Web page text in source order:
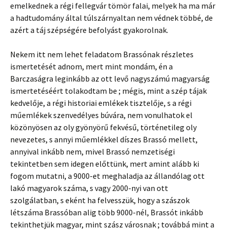
emelkednek a régi fellegvár tömör falai, melyek ha ma már
a hadtudomány által túlszárnyaltan nem védnek többé, de
azért a táj szépségére befolyást gyakorolnak.
Nekem itt nem lehet feladatom Brassónak részletes
ismertetését adnom, mert mint mondám, én a
Barczaságra leginkább az ott levő nagyszámú magyarság
ismertetéséért tolakodtam be ; mégis, mint a szép tájak
kedvelője, a régi historiai emlékek tisztelője, s a régi
műemlékek szenvedélyes búvára, nem vonulhatok el
közönyösen az oly gyönyörű fekvésű, történetileg oly
nevezetes, s annyi műemlékkel díszes Brassó mellett,
annyival inkább nem, mivel Brassó nemzetiségi
tekintetben sem idegen előttünk, mert amint alább ki
fogom mutatni, a 9000-et meghaladja az állandólag ott
lakó magyarok száma, s vagy 2000-nyi van ott
szolgálatban, s eként ha felvesszük, hogy a szászok
létszáma Brassóban alig több 9000-nél, Brassót inkább
tekinthetjük magyar, mint szász városnak ; továbbá mint a